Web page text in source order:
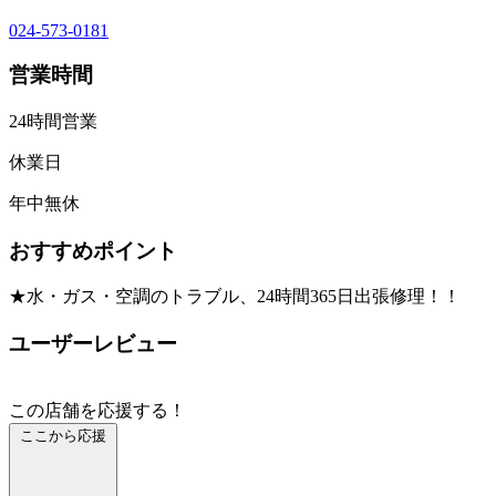
024-573-0181
営業時間
24時間営業
休業日
年中無休
おすすめポイント
★水・ガス・空調のトラブル、24時間365日出張修理！！
ユーザーレビュー
この店舗を応援する！
ここから応援